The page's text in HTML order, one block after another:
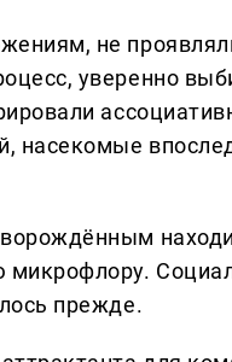
не
уверенно
насекомые
микрофлору.
прежде.